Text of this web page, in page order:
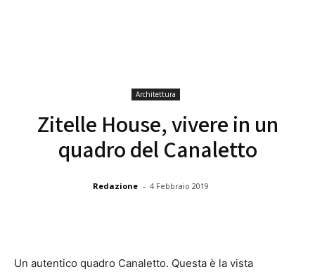
Architettura
Zitelle House, vivere in un
quadro del Canaletto
Redazione - 4 Febbraio 2019
Un autentico quadro Canaletto. Questa è la vista